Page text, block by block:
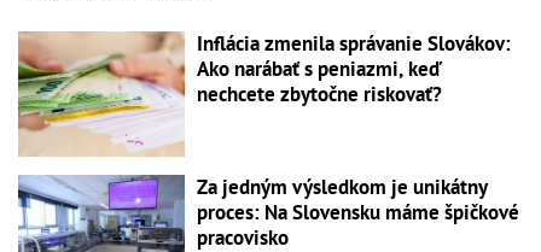
Inflácia zmenila správanie Slovákov:
Ako narábať s peniazmi, keď
nechcete zbytočne riskovať?
Za jedným výsledkom je unikátny
proces: Na Slovensku máme špičkové
pracovisko